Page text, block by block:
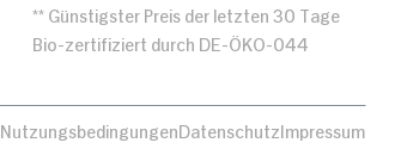
** Günstigster Preis der letzten 30 Tage
Bio-zertifiziert durch DE-ÖKO-044
NutzungsbedingungenDatenschutzImpressum